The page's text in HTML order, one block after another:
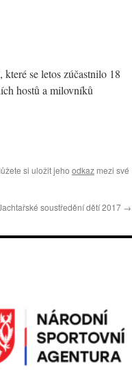
které se letos zúčastnilo 18
hostů a milovníků
si uložit jeho odkaz mezi své
soustředění dětí 2017 →